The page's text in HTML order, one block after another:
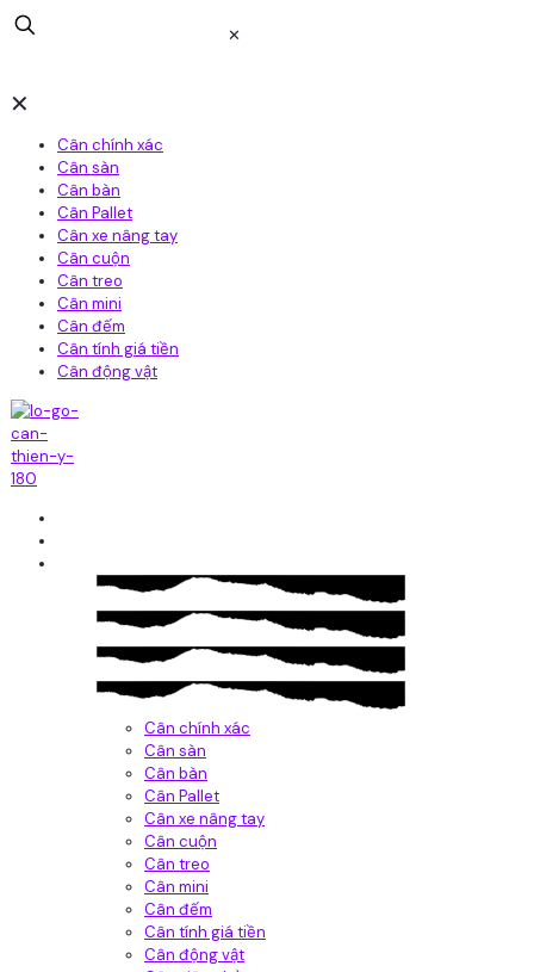
✕
✕
Cân chính xác
Cân sàn
Cân bàn
Cân Pallet
Cân xe nâng tay
Cân cuộn
Cân treo
Cân mini
Cân đếm
Cân tính giá tiền
Cân động vật
Cân chính xác
Cân sàn
Cân bàn
Cân Pallet
Cân xe nâng tay
Cân cuộn
Cân treo
Cân mini
Cân đếm
Cân tính giá tiền
Cân động vật